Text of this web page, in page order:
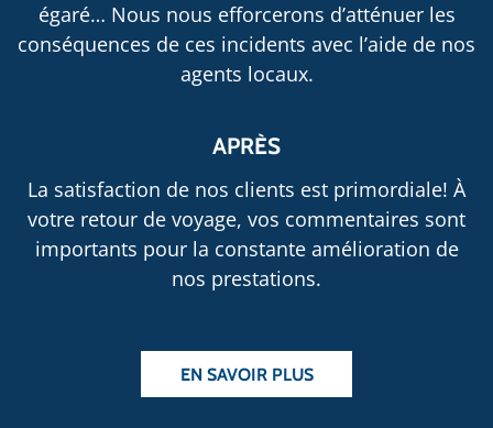
égaré… Nous nous efforcerons d’atténuer les
conséquences de ces incidents avec l’aide de nos
agents locaux.
APRÈS
La satisfaction de nos clients est primordiale! À
votre retour de voyage, vos commentaires sont
importants pour la constante amélioration de
nos prestations.
EN SAVOIR PLUS